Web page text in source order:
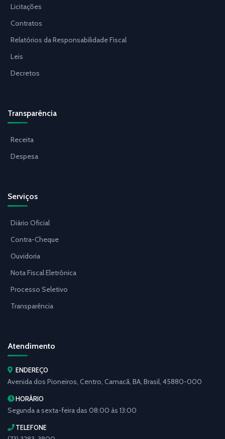
Licitações
Contratos
Relatórios da Responsabilidade Fiscal
Leis
Decretos
Transparência
Receita
Despesa
Serviços
Diário Oficial
Contra-Cheque
Ouvidoria
Nota Fiscal Eletrônica
Processo Seletivo
Transparência
Atendimento
ENDEREÇO
Avenida dos Pioneiros, Centro, Camacã, BA, Brasil, 45880-000
HORÁRIO
Segunda a sexta-feira das 08:00 às 13:00
TELEFONE